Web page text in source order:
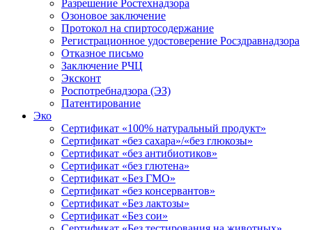
Разрешение Ростехнадзора
Озоновое заключение
Протокол на спиртосодержание
Регистрационное удостоверение Росздравнадзора
Отказное письмо
Заключение РЧЦ
Эксконт
Роспотребнадзора (ЭЗ)
Патентирование
Эко
Сертификат «100% натуральный продукт»
Сертификат «без сахара»/«без глюкозы»
Сертификат «без антибиотиков»
Сертификат «без глютена»
Сертификат «Без ГМО»
Сертификат «без консервантов»
Сертификат «Без лактозы»
Сертификат «Без сои»